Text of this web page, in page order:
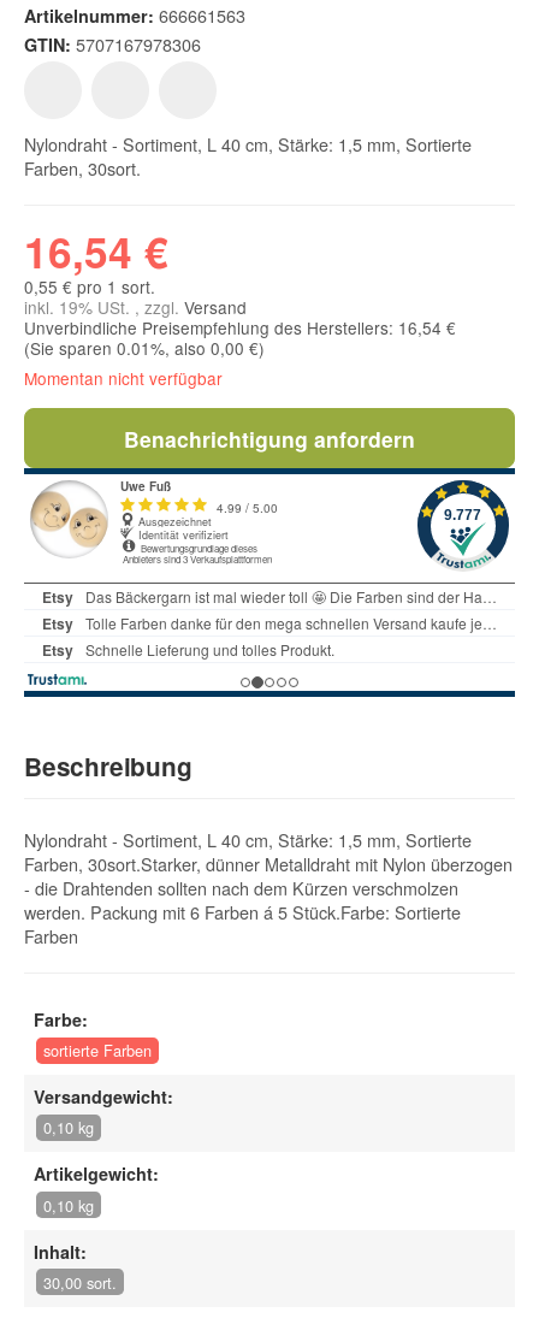
Artikelnummer: 666661563
GTIN: 5707167978306
Nylondraht - Sortiment, L 40 cm, Stärke: 1,5 mm, Sortierte
Farben, 30sort.
16,54 €
0,55 € pro 1 sort.
inkl. 19% USt. , zzgl. Versand
Unverbindliche Preisempfehlung des Herstellers: 16,54 €
(Sie sparen 0.01%, also 0,00 €)
Momentan nicht verfügbar
Benachrichtigung anfordern
Beschreibung
Nylondraht - Sortiment, L 40 cm, Stärke: 1,5 mm, Sortierte
Farben, 30sort.Starker, dünner Metalldraht mit Nylon überzogen
- die Drahtenden sollten nach dem Kürzen verschmolzen
werden. Packung mit 6 Farben á 5 Stück.Farbe: Sortierte
Farben
Farbe:
sortierte Farben
Versandgewicht:
0,10 kg
Artikelgewicht:
0,10 kg
Inhalt:
30,00 sort.